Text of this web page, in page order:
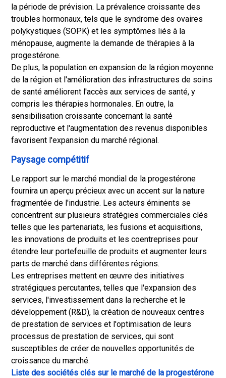
la période de prévision. La prévalence croissante des
troubles hormonaux, tels que le syndrome des ovaires
polykystiques (SOPK) et les symptômes liés à la
ménopause, augmente la demande de thérapies à la
progestérone.
De plus, la population en expansion de la région moyenne
de la région et l'amélioration des infrastructures de soins
de santé améliorent l'accès aux services de santé, y
compris les thérapies hormonales. En outre, la
sensibilisation croissante concernant la santé
reproductive et l'augmentation des revenus disponibles
favorisent l'expansion du marché régional.
Paysage compétitif
Le rapport sur le marché mondial de la progestérone
fournira un aperçu précieux avec un accent sur la nature
fragmentée de l'industrie. Les acteurs éminents se
concentrent sur plusieurs stratégies commerciales clés
telles que les partenariats, les fusions et acquisitions,
les innovations de produits et les coentreprises pour
étendre leur portefeuille de produits et augmenter leurs
parts de marché dans différentes régions.
Les entreprises mettent en œuvre des initiatives
stratégiques percutantes, telles que l'expansion des
services, l'investissement dans la recherche et le
développement (R&D), la création de nouveaux centres
de prestation de services et l'optimisation de leurs
processus de prestation de services, qui sont
susceptibles de créer de nouvelles opportunités de
croissance du marché.
Liste des sociétés clés sur le marché de la progestérone